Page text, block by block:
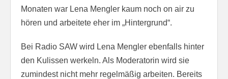
Monaten war Lena Mengler kaum noch on air zu
hören und arbeitete eher im „Hintergrund“.
Bei Radio SAW wird Lena Mengler ebenfalls hinter
den Kulissen werkeln. Als Moderatorin wird sie
zumindest nicht mehr regelmäßig arbeiten. Bereits